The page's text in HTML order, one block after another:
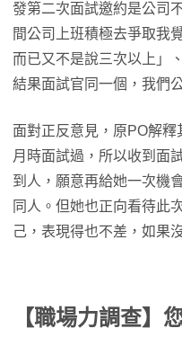
發第二次面試邀約是公司
間公司上班積極去爭取我
而已又不是說三次以上」
結果面試官同一個，我們
面對正反意見，原PO解
月時面試過，所以收到面
到人，願意再給她一次機
同人。但她也正向看待此
己，表現得也不差，如果
【職場力調查】